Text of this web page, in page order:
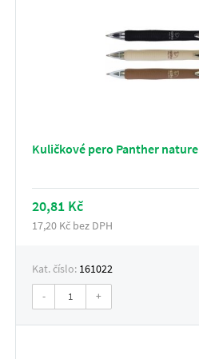
Kuličkové pero Panther nature
20,81 Kč
17,20 Kč bez DPH
Kat. číslo: 161022
- +